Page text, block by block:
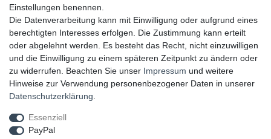
UNSERE LIEFERMÖGLICHKEITEN
Einstellungen benennen.
Die Datenverarbeitung kann mit Einwilligung oder aufgrund eines
berechtigten Interesses erfolgen. Die Zustimmung kann erteilt
oder abgelehnt werden. Es besteht das Recht, nicht einzuwilligen
und die Einwilligung zu einem späteren Zeitpunkt zu ändern oder
zu widerrufen. Beachten Sie unser Impressum und weitere
Hinweise zur Verwendung personenbezogener Daten in unserer
Daten­schutz­erklärung
Essenziell
PayPal